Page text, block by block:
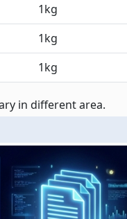
1kg
1kg
1kg
in different area.